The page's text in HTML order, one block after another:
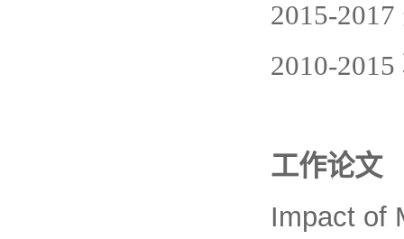
2015-2017
2010-2015
工作论文
Impact of